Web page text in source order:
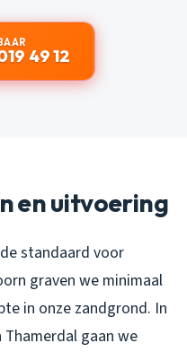
49 12
en uitvoering
standaard voor
graven we minimaal
in onze zandgrond. In
gaan we